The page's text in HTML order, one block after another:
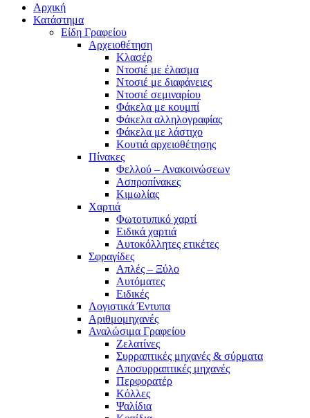
Αρχική
Κατάστημα
Είδη Γραφείου
Αρχειοθέτηση
Κλασέρ
Ντοσιέ με έλασμα
Ντοσιέ με διαφάνειες
Ντοσιέ σεμιναρίου
Φάκελα με κουμπί
Φάκελα αλληλογραφίας
Φάκελα με λάστιχο
Κουτιά αρχειοθέτησης
Πίνακες
Φελλού – Ανακοινώσεων
Ασπροπίνακες
Κιμωλίας
Χαρτιά
Φωτοτυπικό χαρτί
Ειδικά χαρτιά
Αυτοκόλλητες ετικέτες
Σφραγίδες
Απλές – Ξύλο
Αυτόματες
Ειδικές
Λογιστικά Έντυπα
Αριθμομηχανές
Αναλώσιμα Γραφείου
Ζελατίνες
Συρραπτικές μηχανές & σύρματα
Αποσυρραπτικές μηχανές
Περφορατέρ
Κόλλες
Ψαλίδια